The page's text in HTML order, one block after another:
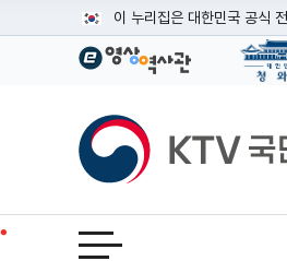
이 누리집은 대한민국 공식
공식 누리집 주소 확인하기
이밖에 or.kr 또는 .kr등 다른
운영중인 공식 누리집보기
KTV국민방송
전체메뉴 열기